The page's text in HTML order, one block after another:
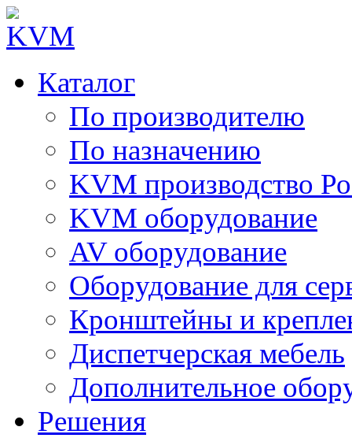
Каталог
По производителю
По назначению
KVM производство
KVM оборудование
AV оборудование
Оборудование для
Кронштейны и
Диспетчерская мебель
Дополнительное
Решения